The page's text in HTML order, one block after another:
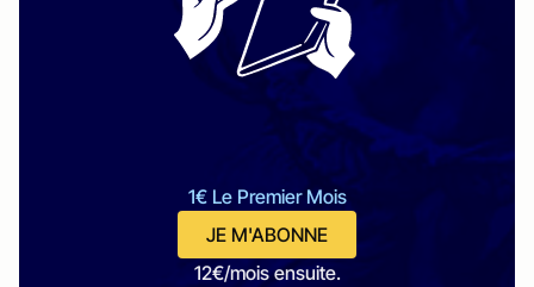
1€ Le Premier Mois
JE M'ABONNE
12€/mois ensuite.